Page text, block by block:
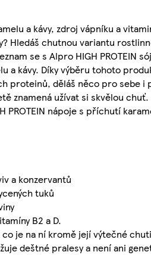
a kávy, zdroj vápníku a
Hledáš chutnou variantu
se s Alpro HIGH PROTEIN
a kávy. Díky výběru tohoto
proteinů, děláš něco pro sebe i
znamená užívat si skvělou chuť.
PROTEIN nápoje s příchutí
a konzervantů
tuků
B2 a D.
je na ní kromě její výtečné chuti
deštné pralesy a není ani